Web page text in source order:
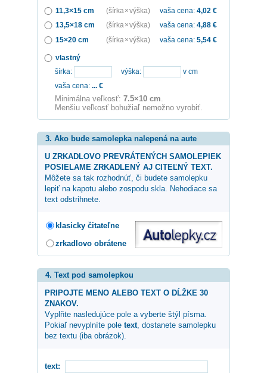
11,3×15 cm
(šírka × výška) vaša cena: 4,02 €
13,5×18 cm
(šírka × výška) vaša cena: 4,88 €
15×20 cm
(šírka × výška) vaša cena: 5,54 €
vlastný
šírka:
výška:
v cm
vaša cena: ... €
Minimálna veľkosť: 7.5×10 cm
Menšiu veľkosť bohužiaľ nemožno vyrobiť.
3. Ako bude samolepka nalepená na aute
U ZRKADLOVO PREVRÁTENÝCH SAMOLEPIEK
POSIELAME ZRKADLENÝ AJ CITEĽNÝ TEXT.
Môžete sa tak rozhodnúť, či budete samolepku
lepiť na kapotu alebo zospodu skla. Nehodiace sa
text odstrihnete.
klasicky čitateľne
zrkadlovo obrátene
4. Text pod samolepkou
PRIPOJTE MENO ALEBO TEXT O DĹŽKE 30
ZNAKOV.
Vyplňte nasledujúce pole a vyberte štýl písma.
Pokiaľ nevyplníte pole text, dostanete samolepku
bez textu (iba obrázok).
text: